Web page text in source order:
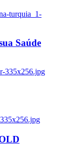
turquia_1-
Saúde
335x256.jpg